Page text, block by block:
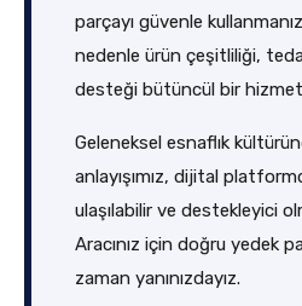
parçayı güvenle
nedenle ürün çeşitliliği,
desteği bütüncül bir hizmet
Geleneksel esnaflık
anlayışımız, dijital
ulaşılabilir ve destekleyici
Aracınız için doğru yedek
zaman yanınızdayız.